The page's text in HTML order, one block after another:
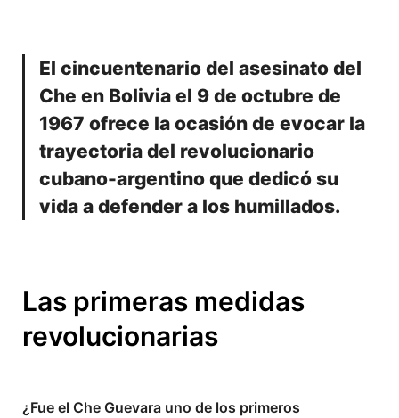
El cincuentenario del asesinato del
Che en Bolivia el 9 de octubre de
1967 ofrece la ocasión de evocar la
trayectoria del revolucionario
cubano-argentino que dedicó su
vida a defender a los humillados.
Las primeras medidas
revolucionarias
¿Fue el Che Guevara uno de los primeros